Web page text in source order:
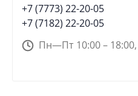
+7 (7773) 22-20-05
+7 (7182) 22-20-05
Пн—Пт 10:00 –